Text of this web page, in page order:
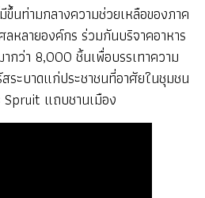
นท่ามกลางความช่วยเหลือของภาค
หลายองค์กร ร่วมกันบริจาคอาหาร
กว่า 8,000 ชิ้นเพื่อบรรเทาความ
ระบาดแก่ประชาชนที่อาศัยในชุมชน
แถบชานเมือง